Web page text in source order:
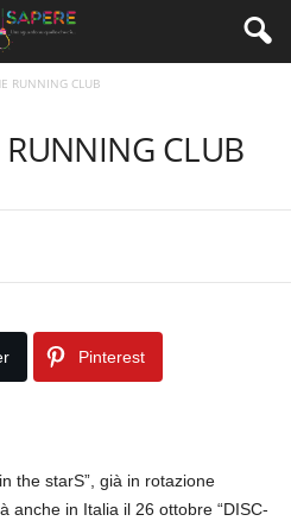
RUNNING CLUB
CLUB
Pinterest
the starS”, già in rotazione
anche in Italia il 26 ottobre “DISC-